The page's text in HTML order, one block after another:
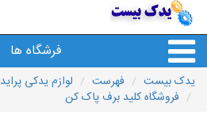
فرشگاه ها
یدک بیست فهرست لوازم یدکی پراید
فروشگاه کلید برف پاک کن